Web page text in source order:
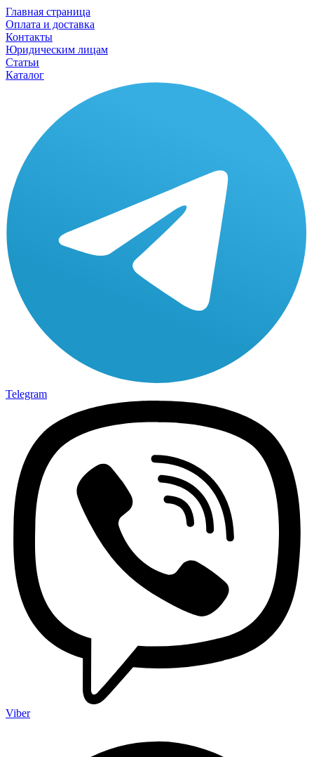
Главная страница
Оплата и доставка
Контакты
Юридическим лицам
Статьи
Каталог
Telegram
Viber